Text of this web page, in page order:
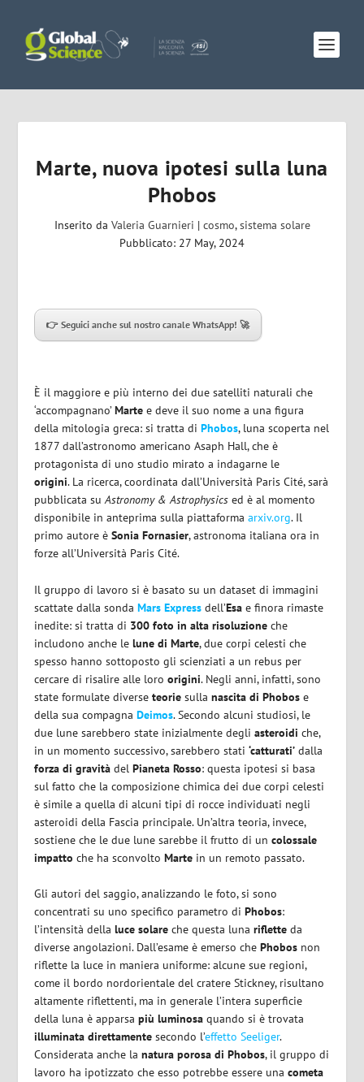
Marte, nuova ipotesi sulla luna
Phobos
Inserito da Valeria Guarnieri | cosmo,sistema solare
Pubblicato: 27 May, 2024
👉 Seguici anche sul nostro canale WhatsApp! 🚀
È il maggiore e più interno dei due satelliti naturali che
‘accompagnano’Marte e deve il suo nome a una figura
della mitologia greca: si tratta diPhobos, luna scoperta nel
1877 dall’astronomo americano Asaph Hall, che è
protagonista di uno studio mirato a indagarne le
origini. La ricerca, coordinata dall’Università Paris Cité, sarà
pubblicata suAstronomy & Astrophysics ed è al momento
disponibile in anteprima sulla piattaformaarxiv.org. Il
primo autore èSonia Fornasier, astronoma italiana ora in
forze all’Università Paris Cité.
Il gruppo di lavoro si è basato su un dataset di immagini
scattate dalla sondaMars Express dell’Esa e finora rimaste
inedite: si tratta di 300 foto in alta risoluzione che
includono anche lelune di Marte, due corpi celesti che
spesso hanno sottoposto gli scienziati a un rebus per
cercare di risalire alle loroorigini. Negli anni, infatti, sono
state formulate diverseteorie sullanascita di Phobos e
della sua compagnaDeimos. Secondo alcuni studiosi, le
due lune sarebbero state inizialmente degliasteroidi che,
in un momento successivo, sarebbero stati‘catturati’ dalla
forza di gravità delPianeta Rosso: questa ipotesi si basa
sul fatto che la composizione chimica dei due corpi celesti
è simile a quella di alcuni tipi di rocce individuati negli
asteroidi della Fascia principale. Un’altra teoria, invece,
sostiene che le due lune sarebbe il frutto di uncolossale
impatto che ha sconvoltoMarte in un remoto passato.
Gli autori del saggio, analizzando le foto, si sono
concentrati su uno specifico parametro diPhobos:
l’intensità dellaluce solare che questa lunariflette da
diverse angolazioni. Dall’esame è emerso chePhobos non
riflette la luce in maniera uniforme: alcune sue regioni,
come il bordo nordorientale del cratere Stickney, risultano
altamente riflettenti, ma in generale l’intera superficie
della luna è apparsapiù luminosa quando si è trovata
illuminata direttamente secondo l’effetto Seeliger.
Considerata anche lanatura porosa di Phobos, il gruppo di
lavoro ha ipotizzato che esso potrebbe essere una cometa